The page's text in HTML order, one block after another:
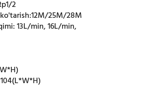
2
12M/25M/28M
13L/min, 16L/min,